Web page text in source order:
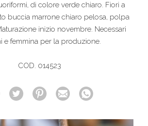
di colore verde chiaro. Fiori a
buccia marrone chiaro pelosa, polpa
inizio novembre. Necessari
e femmina per la produzione.
COD. 014523